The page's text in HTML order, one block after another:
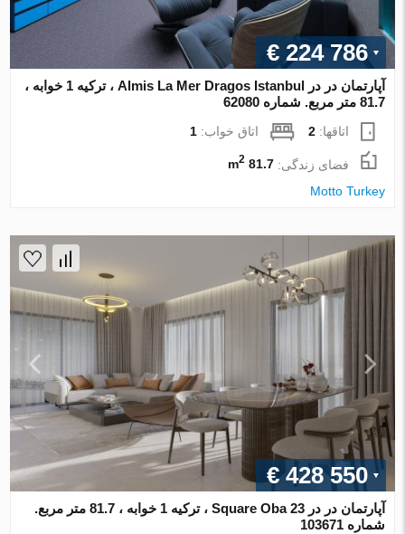
€ 224 786
آپارتمان در در Almis La Mer Dragos Istanbul ، ترکیه 1 خوابه ،
81.7 متر مربع. شماره 62080
اتاقها:2 اتاق خواب:1
فضای زندگی:81.7 m
2
Motto Turkey
€ 428 550
آپارتمان در در 23 Square Oba ، ترکیه 1 خوابه ، 81.7 متر مربع.
شماره 103671